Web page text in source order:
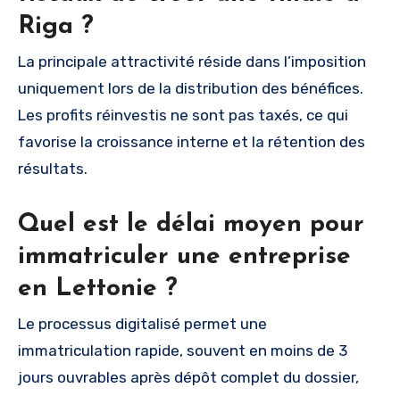
Riga ?
La principale attractivité réside dans l’imposition
uniquement lors de la distribution des bénéfices.
Les profits réinvestis ne sont pas taxés, ce qui
favorise la croissance interne et la rétention des
résultats.
Quel est le délai moyen pour
immatriculer une entreprise
en Lettonie ?
Le processus digitalisé permet une
immatriculation rapide, souvent en moins de 3
jours ouvrables après dépôt complet du dossier,